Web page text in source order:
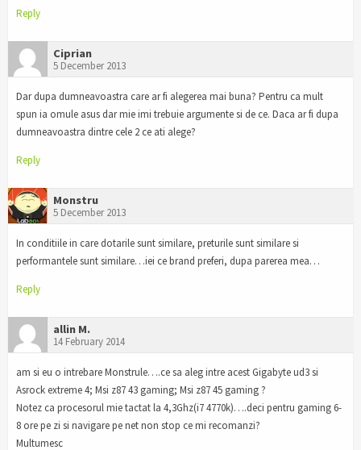
Reply
Ciprian
5 December 2013
Dar dupa dumneavoastra care ar fi alegerea mai buna? Pentru ca mult
spun ia omule asus dar mie imi trebuie argumente si de ce. Daca ar fi dupa
dumneavoastra dintre cele 2 ce ati alege?
Reply
Monstru
5 December 2013
In conditiile in care dotarile sunt similare, preturile sunt similare si
performantele sunt similare…iei ce brand preferi, dupa parerea mea…
Reply
allin M.
14 February 2014
am si eu o intrebare Monstrule….ce sa aleg intre acest Gigabyte ud3 si
Asrock extreme 4; Msi z87 43 gaming; Msi z87 45 gaming ?
Notez ca procesorul mie tactat la 4,3Ghz(i7 4770k)….deci pentru gaming 6-
8 ore pe zi si navigare pe net non stop ce mi recomanzi?
Multumesc